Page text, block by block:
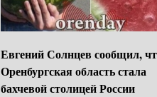
Евгений Солнцев сообщил,
Оренбургская область стала
бахчевой столицей России